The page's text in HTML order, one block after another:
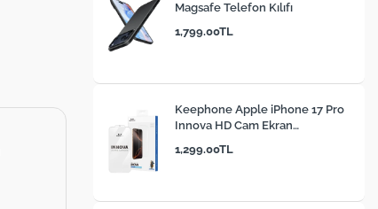
Magsafe Telefon Kılıfı
1,799.00TL
Keephone Apple iPhone 17 Pro
Innova HD Cam Ekran
1,299.00TL